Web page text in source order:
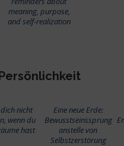
meaning, purpose,
and self-realization
nicht
wenn du
hast
Eine neue Erde:
Bewusstseinssprung
anstelle von
Selbstzerstörung